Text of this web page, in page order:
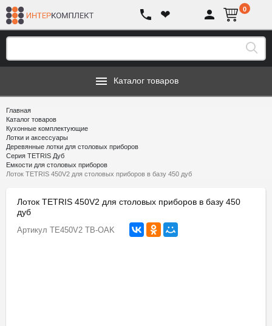
❤ 0
Каталог товаров
Главная
Каталог товаров
Кухонные комплектующие
Лотки и аксессуары
Деревянные лотки для столовых приборов
Серия TETRIS Дуб
Емкости для столовых приборов
Лоток TETRIS 450V2 для столовых приборов в базу 450 дуб
Лоток TETRIS 450V2 для столовых приборов в базу 450
дуб
Артикул TE450V2 TB-OAK